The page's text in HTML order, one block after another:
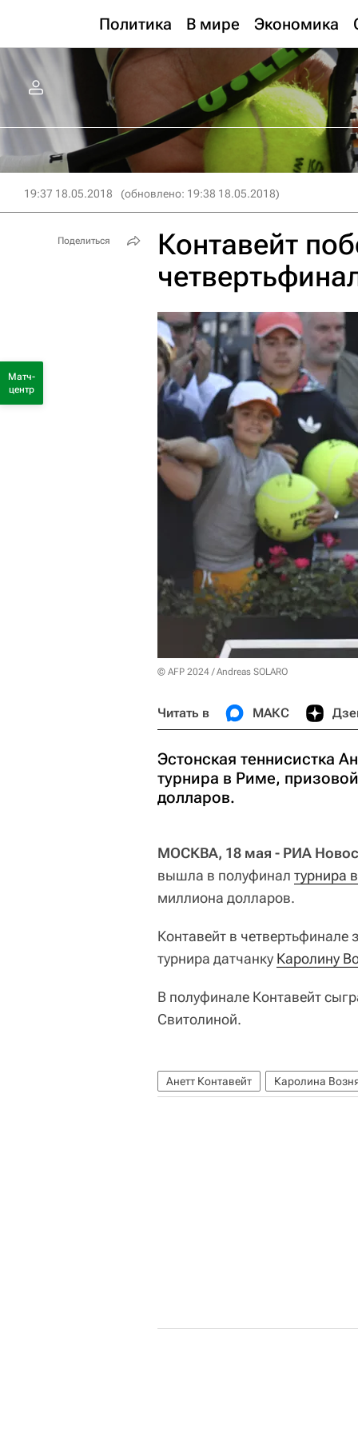
Политика В мире Экономика
19:37 18.05.2018 (обновлено: 19:38 18.05.2018)
Контавейт
© AFP 2024 / Andreas SOLARO
Читать в МАКС
Эстонская теннисистка
турнира в Риме,
долларов.
МОСКВА, 18 мая - РИА
вышла в полуфинал турнира
миллиона долларов.
Контавейт в четвертьфинале
турнира датчанку Каролину
В полуфинале Контавейт
Свитолиной.
Анетт Контавейт Каролина
Поделиться
Матч-
центр